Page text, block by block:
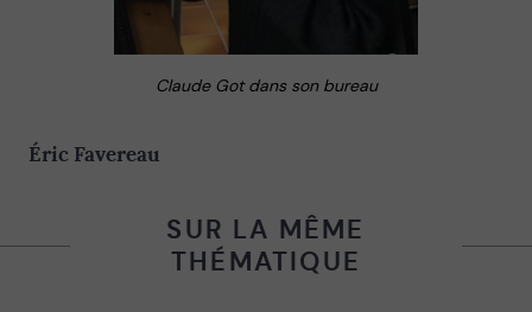
Claude Got dans son bureau
Éric Favereau
SUR LA MÊME
THÉMATIQUE